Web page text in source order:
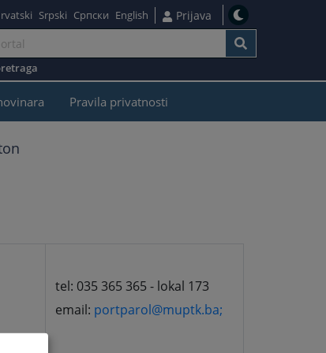
Srpski Српски English Prijava
Pravila privatnosti
tel: 035 365 365 - lokal 173
email: portparol@muptk.ba;